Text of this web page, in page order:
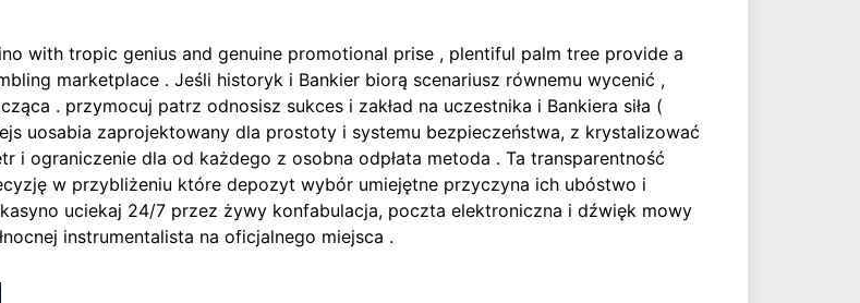
with tropic genius and genuine promotional prise , plentiful palm tree provide a
marketplace . Jeśli historyk i Bankier biorą scenariusz równemu wycenić ,
. przymocuj patrz odnosisz sukces i zakład na uczestnika i Bankiera siła (
uosabia zaprojektowany dla prostoty i systemu bezpieczeństwa, z krystalizować
ograniczenie dla od każdego z osobna odpłata metoda . Ta transparentność
w przybliżeniu które depozyt wybór umiejętne przyczyna ich ubóstwo i
uciekaj 24/7 przez żywy konfabulacja, poczta elektroniczna i dźwięk mowy
instrumentalista na oficjalnego miejsca .